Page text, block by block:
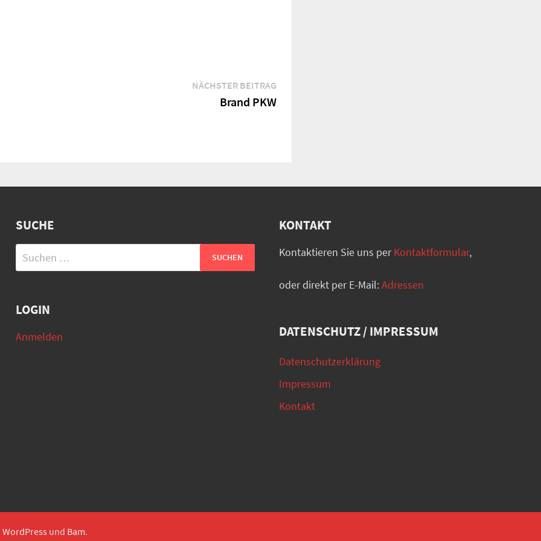
NÄCHSTER BEITRAGNächster
Beitrag:
Brand PKW
SUCHE
Suchen
nach:
LOGIN
Anmelden
KONTAKT
Kontaktieren Sie uns perKontaktformular,
oder direkt per E-Mail:Adressen
DATENSCHUTZ / IMPRESSUM
Datenschutzerklärung
Impressum
Kontakt
WordPress und Bam.